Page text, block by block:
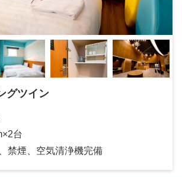
グツイン
台
禁煙、空気清浄機完備